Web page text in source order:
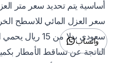
أساسية يتم تحديد سعر متر
سعودي بدلا من
الناتجة عن تساقط الأمطار
واتساب